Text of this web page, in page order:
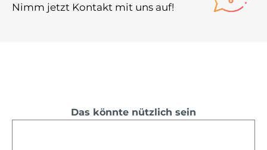
Nimm jetzt Kontakt mit uns auf!
Das könnte nützlich sein